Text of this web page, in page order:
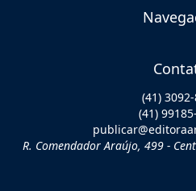
(41)
(41)
R. Comendador Araújo, 499 -